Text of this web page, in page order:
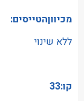
מכיווןהטייסים:
ללא שינוי
קו:33